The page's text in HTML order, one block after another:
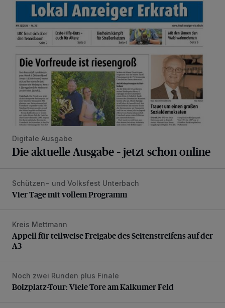
Die aktuelle Ausgabe – jetzt schon online
Digitale Ausgabe
Die aktuelle Ausgabe – jetzt schon online
Vier Tage mit vollem Programm
Schützen- und Volksfest Unterbach
Vier Tage mit vollem Programm
Appell für teilweise Freigabe des Seitenstreifens auf der A3
Kreis Mettmann
Appell für teilweise Freigabe des Seitenstreifens auf der
A3
Bolzplatz-Tour: Viele Tore am Kalkumer Feld
Noch zwei Runden plus Finale
Bolzplatz-Tour: Viele Tore am Kalkumer Feld